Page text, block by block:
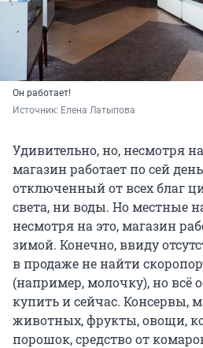
Он работает!
Источник: Елена Латыпова
Удивительно, но, несмотря
магазин работает по сей
отключенный от всех благ
света, ни воды. Но местные
несмотря на это, магазин
зимой. Конечно, ввиду
в продаже не найти
(например, молочку), но всё
купить и сейчас. Консервы,
животных, фрукты, овощи,
порошок, средство от